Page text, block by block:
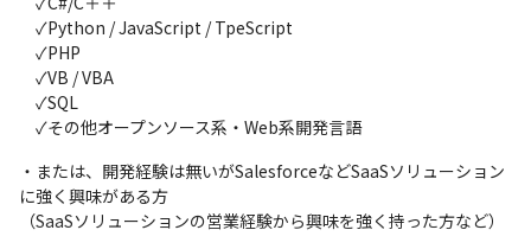
✓Python / JavaScript / TpeScript
✓PHP
✓VB / VBA
✓SQL
✓その他オープンソース系・Web系開発言語
・または、開発経験は無いがSalesforceなどSaaSソリューション
に強く興味がある方
（SaaSソリューションの営業経験から興味を強く持った方など）